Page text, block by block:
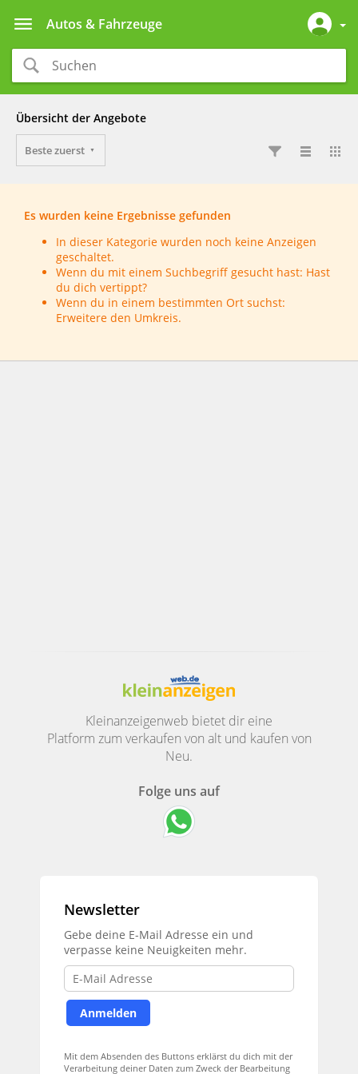
Autos & Fahrzeuge
Übersicht der Angebote
Beste zuerst
Es wurden keine Ergebnisse gefunden
In dieser Kategorie wurden noch keine Anzeigen
geschaltet.
Wenn du mit einem Suchbegriff gesucht hast: Hast
du dich vertippt?
Wenn du in einem bestimmten Ort suchst:
Erweitere den Umkreis.
Kleinanzeigenweb bietet dir eine
Platform zum verkaufen von alt und kaufen von
Neu.
Folge uns auf
Newsletter
Gebe deine E-Mail Adresse ein und
verpasse keine Neuigkeiten mehr.
Mit dem Absenden des Buttons erklärst du dich mit der
Verarbeitung deiner Daten zum Zweck der Bearbeitung